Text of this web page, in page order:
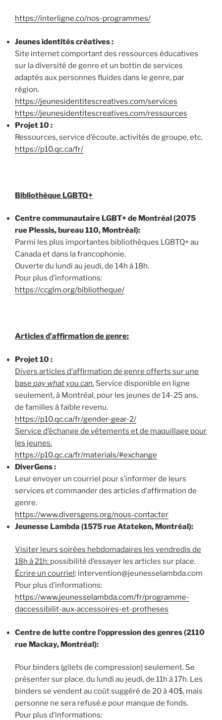
https://interligne.co/nos-programmes/
Jeunes identités créatives :
Site internet comportant des ressources éducatives
sur la diversité de genre et un bottin de services
adaptés aux personnes fluides dans le genre, par
région.
https://jeunesidentitescreatives.com/services
https://jeunesidentitescreatives.com/ressources
Projet 10 :
Ressources, service d’écoute, activités de groupe, etc.
https://p10.qc.ca/fr/
Bibliothèque LGBTQ+
Centre communautaire LGBT+ de Montréal (2075
rue Plessis, bureau 110, Montréal):
Parmi les plus importantes bibliothèques LGBTQ+ au
Canada et dans la francophonie.
Ouverte du lundi au jeudi, de 14h à 18h.
Pour plus d’informations:
https://ccglm.org/bibliotheque/
Articles d’affirmation de genre:
Projet 10 :
Divers articles d’affirmation de genre offerts sur une
base pay what you can. Service disponible en ligne
seulement, à Montréal, pour les jeunes de 14-25 ans,
de familles à faible revenu.
https://p10.qc.ca/fr/gender-gear-2/
Service d’échange de vêtements et de maquillage pour
les jeunes.
https://p10.qc.ca/fr/materials/#exchange
DiverGens :
Leur envoyer un courriel pour s’informer de leurs
services et commander des articles d’affirmation de
genre.
https://www.diversgens.org/nous-contacter
Jeunesse Lambda (1575 rue Atateken, Montréal):
Visiter leurs soirées hebdomadaires les vendredis de
18h à 21h: possibilité d’essayer les articles sur place.
Écrire un courriel: intervention@jeunesselambda.com
Pour plus d’informations:
https://www.jeunesselambda.com/fr/programme-
daccessibilit-aux-accessoires-et-protheses
Centre de lutte contre l’oppression des genres (2110
rue Mackay, Montréal):
Pour binders (gilets de compression) seulement. Se
présenter sur place, du lundi au jeudi, de 11h à 17h. Les
binders se vendent au coût suggéré de 20 à 40$, mais
personne ne sera refusé.e pour manque de fonds.
Pour plus d’informations: